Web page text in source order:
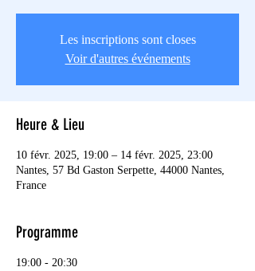
Les inscriptions sont closes
Voir d'autres événements
Heure & Lieu
10 févr. 2025, 19:00 – 14 févr. 2025, 23:00
Nantes, 57 Bd Gaston Serpette, 44000 Nantes,
France
Programme
19:00 - 20:30